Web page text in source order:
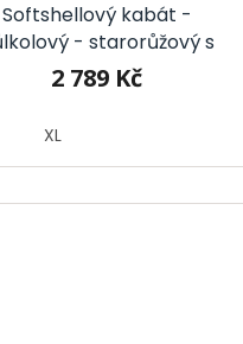
Softshellový kabát -
- starorůžový s
puntíky
2 789 Kč
XL